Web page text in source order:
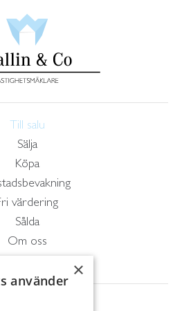
Till salu
Sälja
Köpa
värdering
Sålda
Om oss
×
använder